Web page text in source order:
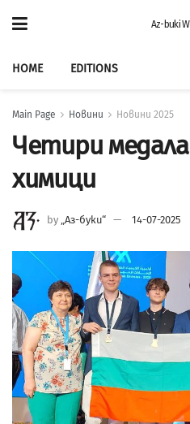
Az-buki
HOME EDITIONS
Main Page Новини Новини 2025
Четири
химици
by „Аз-буки“ 14-07-2025